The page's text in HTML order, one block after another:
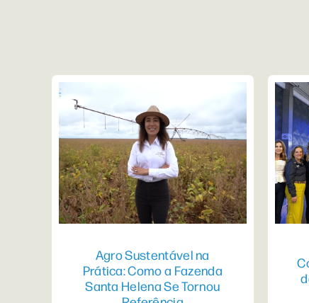
Agro Sustentável na
Prática: Como a Fazenda
Santa Helena Se Tornou